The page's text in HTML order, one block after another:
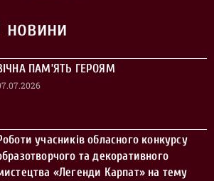
новини
ПАМ’ЯТЬ ГЕРОЯМ
учасників обласного конкурсу
та декоративного
«Легенди Карпат» на тему